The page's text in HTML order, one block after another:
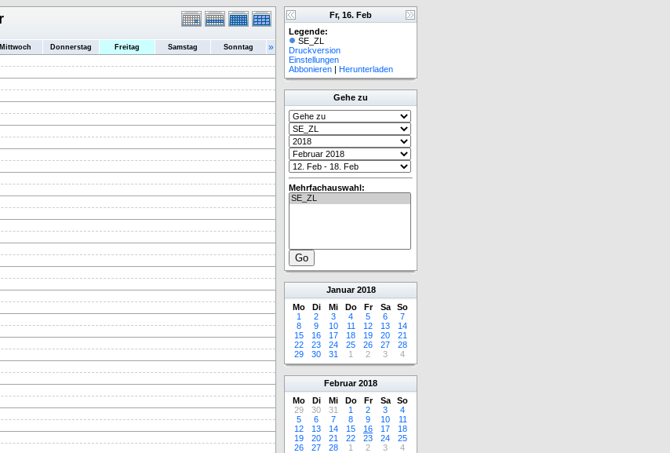
Mittwoch Donnerstag Freitag Samstag Sonntag »
Fr, 16. Feb
Legende:
SE_ZL
Druckversion
Einstellungen
Abbonieren | Herunterladen
Gehe zu
Mehrfachauswahl:
Januar 2018
Mo
Di Mi Do Fr Sa
So
1
2 3 4 5 6
7
8
9 10 11 12 13
14
15
16 17 18 19 20
21
22
23 24 25 26 27
28
29
30 31 1 2 3 4
Februar 2018
Mo
Di Mi Do Fr Sa
So
29
30 31 1 2 3
4
5
6 7 8 9 10
11
12
13 14 15 16 17
18
19
20 21 22 23 24
25
26
27 28 1 2 3 4